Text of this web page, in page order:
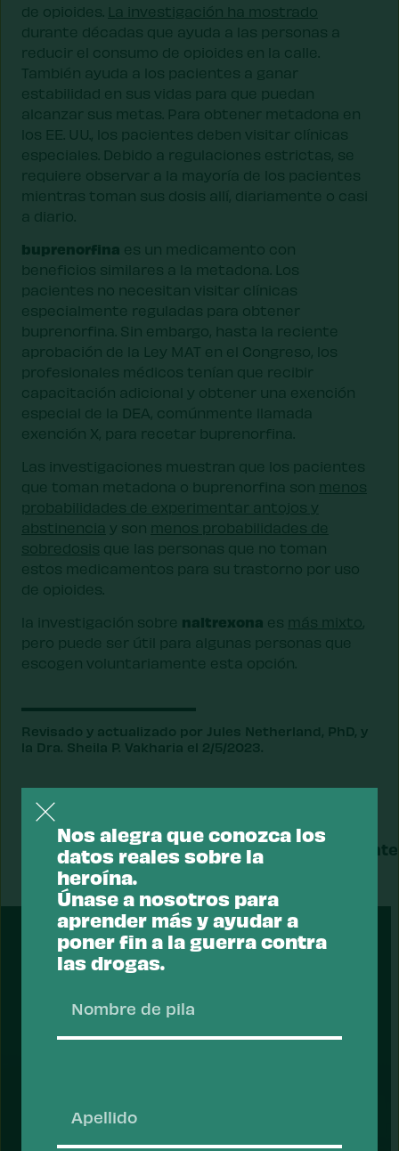
de opioides. La investigación ha mostrado
durante décadas que ayuda a las personas a
reducir el consumo de opioides en la calle.
También ayuda a los pacientes a ganar
estabilidad en sus vidas para que puedan
alcanzar sus metas. Para obtener metadona en
los EE. UU., los pacientes deben visitar clínicas
especiales. Debido a regulaciones estrictas, se
requiere observar a la mayoría de los pacientes
mientras toman sus dosis allí, diariamente o casi
a diario.
buprenorfina es un medicamento con
beneficios similares a la metadona. Los
pacientes no necesitan visitar clínicas
especialmente reguladas para obtener
buprenorfina. Sin embargo, hasta la reciente
aprobación de la Ley MAT en el Congreso, los
profesionales médicos tenían que recibir
capacitación adicional y obtener una exención
especial de la DEA, comúnmente llamada
exención X, para recetar buprenorfina.
Las investigaciones muestran que los pacientes
que toman metadona o buprenorfina son menos
probabilidades de experimentar antojos y
abstinencia y son menos probabilidades de
sobredosis que las personas que no toman
estos medicamentos para su trastorno por uso
de opioides.
la investigación sobre naltrexona es más mixto,
pero puede ser útil para algunas personas que
escogen voluntariamente esta opción.
Revisado y actualizado por Jules Netherland, PhD, y
la Dra. Sheila P. Vakharia el 2/5/2023.
Dato Siguiente
Nos alegra que conozca los
datos reales sobre la
heroína.
Únase a nosotros para
aprender más y ayudar a
poner fin a la guerra contra
las drogas.
pila
PRESENTADO
Apoyar un enfoque de salud ante
las drogas.
centrarse en reducir el riesgo de consumo y